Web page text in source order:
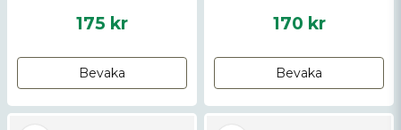
175 kr
Bevaka
170 kr
Bevaka